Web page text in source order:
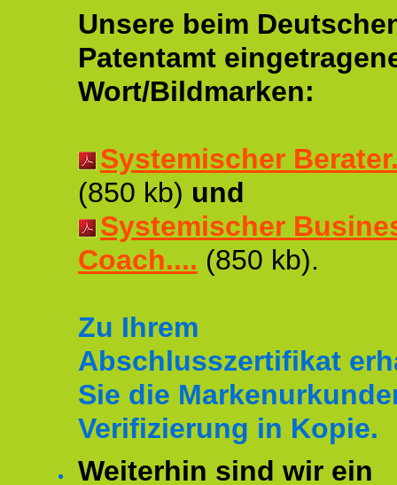
Unsere beim
Patentamt
Wort/Bildmarken:
Systemischer
(850 kb) und
Systemischer
Coach.... (850 kb).
Zu Ihrem
Abschlusszertifikat
Sie die
Verifizierung in Kopie.
Weiterhin sind wir ein